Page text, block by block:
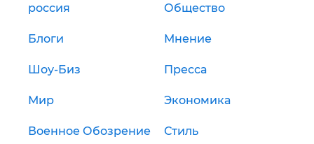
россия Общество
Блоги Мнение
Шоу-Биз Пресса
Мир Экономика
Военное Обозрение Стиль